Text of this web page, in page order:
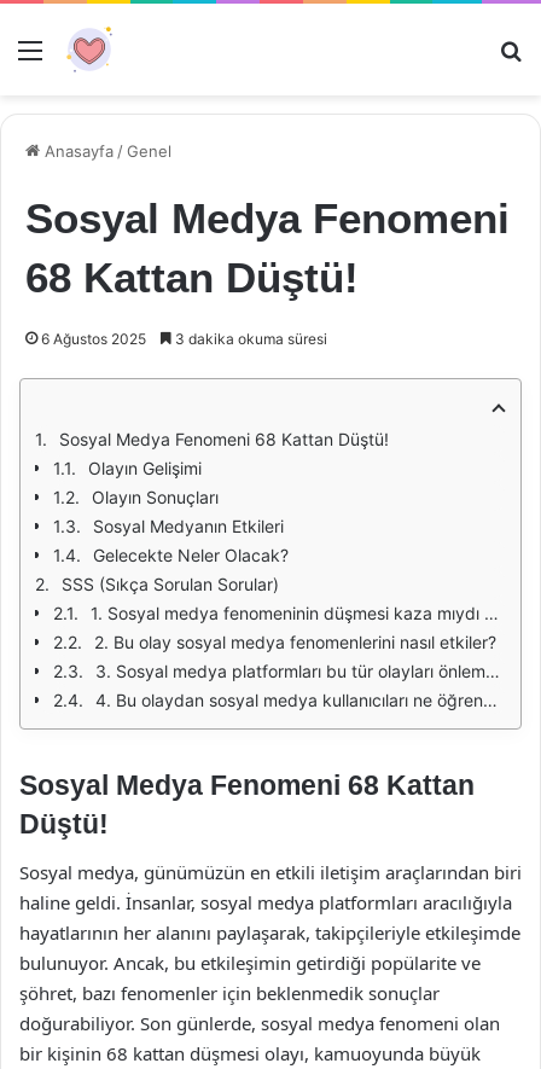
Menü
Anasayfa /Genel
Sosyal Medya Fenomeni
68 Kattan Düştü!
6 Ağustos 2025 3 dakika okuma süresi
Sosyal Medya Fenomeni 68 Kattan Düştü!
Olayın Gelişimi
Olayın Sonuçları
Sosyal Medyanın Etkileri
Gelecekte Neler Olacak?
SSS (Sıkça Sorulan Sorular)
1. Sosyal medya fenomeninin düşmesi kaza mıydı yoksa bir strateji mi?
2. Bu olay sosyal medya fenomenlerini nasıl etkiler?
3. Sosyal medya platformları bu tür olayları önlemek için ne yapabilir?
4. Bu olaydan sosyal medya kullanıcıları ne öğrenmeli?
Sosyal Medya Fenomeni 68 Kattan
Düştü!
Sosyal medya, günümüzün en etkili iletişim araçlarından biri
haline geldi. İnsanlar, sosyal medya platformları aracılığıyla
hayatlarının her alanını paylaşarak, takipçileriyle etkileşimde
bulunuyor. Ancak, bu etkileşimin getirdiği popülarite ve
şöhret, bazı fenomenler için beklenmedik sonuçlar
doğurabiliyor. Son günlerde, sosyal medya fenomeni olan
bir kişinin 68 kattan düşmesi olayı, kamuoyunda büyük